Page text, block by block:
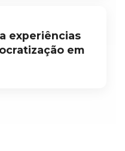
experiências
em